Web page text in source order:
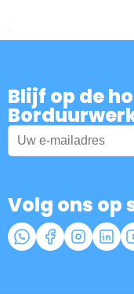
Blijf op de
Volg ons op